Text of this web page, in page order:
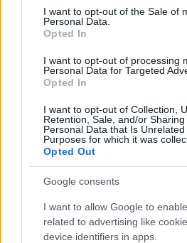
consent section.
I want to opt-out of the Sale of
Personal Data.
Opted In
I want to opt-out of processing
Personal Data for Targeted
Opted In
I want to opt-out of Collection,
Retention, Sale, and/or
Personal Data that Is
Purposes for which it was
Opted Out
Google consents
I want to allow Google to
related to advertising like
device identifiers in apps.
Sigue leyendo
PASTAS Y PIZZAS